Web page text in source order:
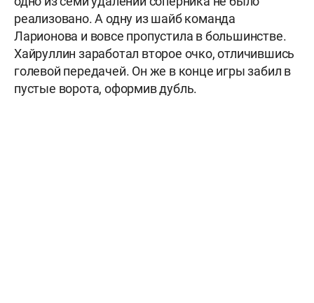
реализовано. А одну из шайб команда
Ларионова и вовсе пропустила в большинстве.
Хайруллин заработал второе очко, отличившись
голевой передачей. Он же в конце игры забил в
пустые ворота, оформив дубль.